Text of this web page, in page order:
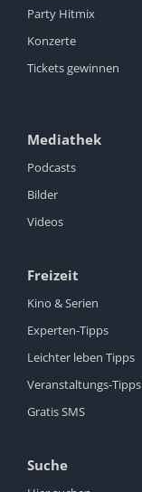
Party Hitmix
Konzerte
Tickets gewinnen
Mediathek
Podcasts
Bilder
Videos
Freizeit
Kino & Serien
Experten-Tipps
Leichter leben Tipps
Veranstaltungs-Tipps
Gratis SMS
Suche